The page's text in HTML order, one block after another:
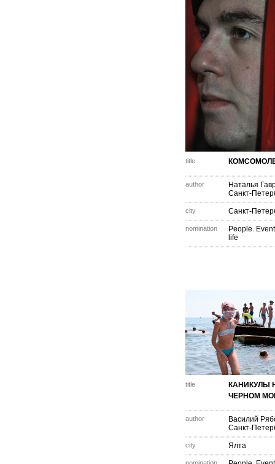
title
author
Наталья
Санкт-
city Санкт-
nomination
People.
life
title
КАНИКУЛЫ
ЧЕРНОМ
author
Василий
Санкт-
city Ялта